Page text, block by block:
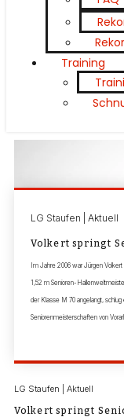
Training
LG Staufen | Aktuell
Volkert springt
Im Jahre 2006 war Jürgen
1,52 m Senioren-
der Klasse M 70 angelangt,
Seniorenmeisterschaften von
LG Staufen | Aktuell
Volkert springt